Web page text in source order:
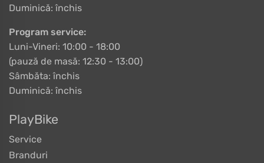
Duminică: închis
Program service:
Luni-Vineri: 10:00 - 18:00
(pauză de masă: 12:30 - 13:00)
Sâmbăta: închis
Duminică: închis
PlayBike
Service
Branduri